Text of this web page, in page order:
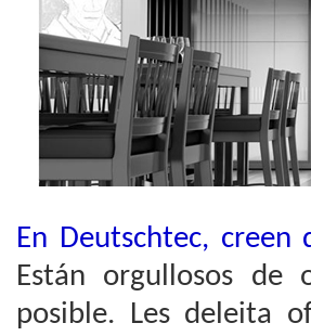
En Deutschtec,
Están orgullosos de
posible. Les deleita